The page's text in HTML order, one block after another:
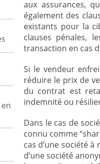
aux assurances,
également des
existants pour la
clauses pénales,
transaction en cas
Si le vendeur
réduire le prix de
du contrat est
indemnité ou
Dans le cas de
connu comme
cas d’une société
d’une société